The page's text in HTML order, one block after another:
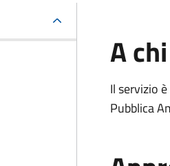
A
Il servizio
Pubblica